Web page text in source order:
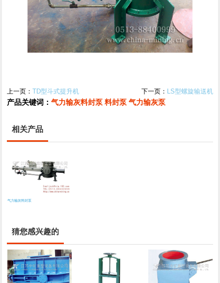
上一页：TD型斗式提升机 下一页： LS型螺旋输送机
产品关键词：气力输灰料封泵 料封泵 气力输灰泵
相关产品
气力输灰料封泵
猜您感兴趣的